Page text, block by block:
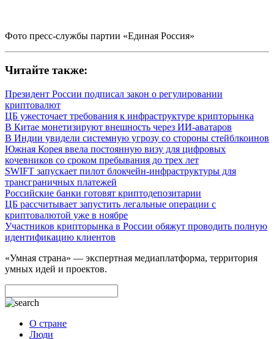
Фото пресс-службы партии «Единая Россия»
Читайте также:
Президент России подписал закон о регулировании
криптовалют
ЦБ ужесточает требования к инфраструктуре крипторынка
В Китае монетизируют внешность через ИИ-аватаров
В Индии увидели системную угрозу со стороны стейблкоинов
Южная Корея ввела постоянную визу для цифровых
кочевников со сроком пребывания до трех лет
SWIFT запускает пилот блокчейн-инфраструктуры для
трансграничных платежей
Российские банки готовят криптодепозитарии
ЦБ рассчитывает запустить легальные операции с
криптовалютой уже в ноябре
Участников крипторынка в России обяжут проводить полную
идентификацию клиентов
«Умная страна» — экспертная медиаплатформа, территория
умных идей и проектов.
О стране
Люди